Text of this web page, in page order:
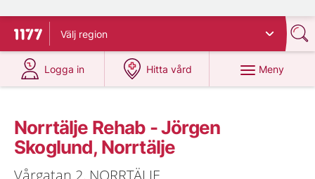
Till startsidan för 1177
Välj region
Logga in
på 1177.se
Hitta vård
på 1177.se
Meny
Norrtälje Rehab - Jörgen
Skoglund, Norrtälje
Vårgatan 2, NORRTÄLJE